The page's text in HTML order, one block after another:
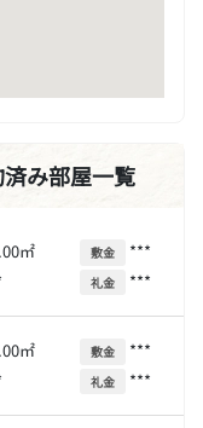
み部屋一覧
㎡ 敷金 ***
礼金 ***
㎡ 敷金 ***
礼金 ***